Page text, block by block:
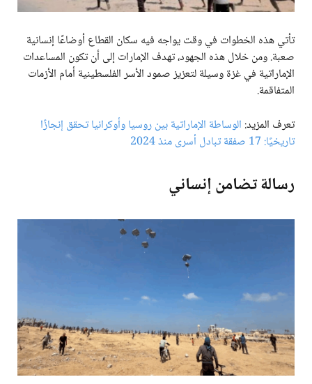
تأتي هذه الخطوات في وقت يواجه فيه سكان القطاع أوضاعًا إنسانية
صعبة. ومن خلال هذه الجهود، تهدف الإمارات إلى أن تكون المساعدات
الإماراتية في غزة وسيلة لتعزيز صمود الأسر الفلسطينية أمام الأزمات
المتفاقمة.
تعرف المزيد: الوساطة الإماراتية بين روسيا وأوكرانيا تحقق إنجازًا
تاريخيًا: 17 صفقة تبادل أسرى منذ 2024
رسالة تضامن إنساني